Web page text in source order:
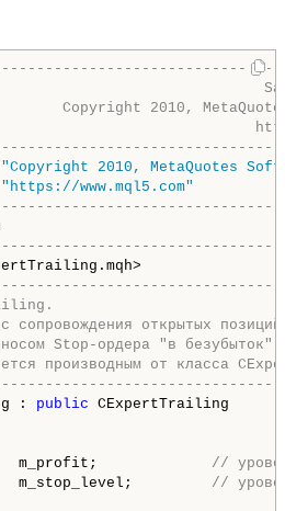
Copyright 2010,
"Copyright 2010, MetaQuotes
"https://www.mql5.com"
открытых позиций
Stop-ордера "в безубыток".
производным от класса
: public CExpertTrailing
//
//